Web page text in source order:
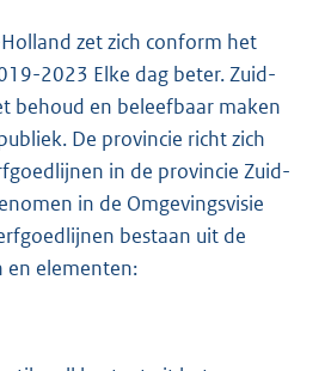
zet zich conform het
2023 Elke dag beter. Zuid-
behoud en beleefbaar maken
De provincie richt zich
in de provincie Zuid-
in de Omgevingsvisie
bestaan uit de
en elementen: